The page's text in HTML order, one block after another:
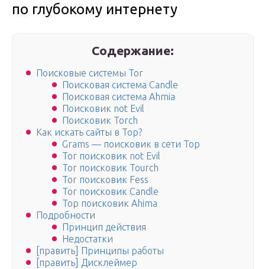
по глубокому интернету
Содержание:
Поисковые системы Tor
Поисковая система Candle
Поисковая система Ahmia
Поисковик not Evil
Поисковик Torch
Как искать сайты в Тор?
Grams — поисковик в сети Тор
Tor поисковик not Evil
Tor поисковик Tourch
Tor поисковик Fess
Tor поисковик Candle
Тор поисковик Ahima
Подробности
Принцип действия
Недостатки
[править] Принципы работы
[править] Дисклеймер